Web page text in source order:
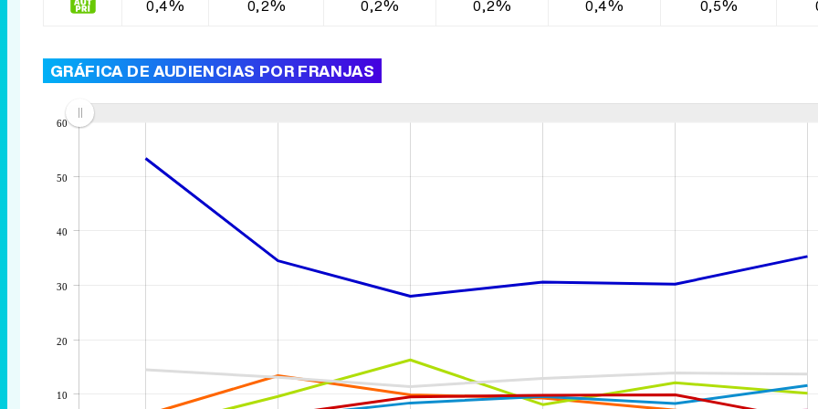
0,4% 0,2% 0,2% 0,2% 0,4% 0,5%
GRÁFICA DE AUDIENCIAS POR FRANJAS
10
20
30
40
50
60